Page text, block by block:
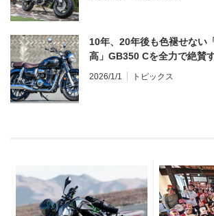
10年、20年後も色褪せない
高」GB350 Cを全力で絶賛
2026/1/1 トピックス